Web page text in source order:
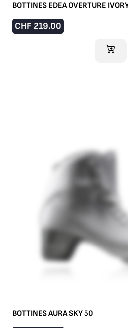
BOTTINES EDEA OVERTURE
CHF 219.00
BOTTINES AURA SKY 50